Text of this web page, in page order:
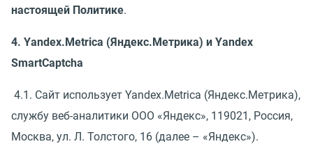
настоящей Политике.
4. Yandex.Metrica (Яндекс.Метрика) и Yandex
SmartCaptcha
4.1. Сайт использует Yandex.Metrica (Яндекс.Метрика),
службу веб-аналитики ООО «Яндекс», 119021, Россия,
Москва, ул. Л. Толстого, 16 (далее – «Яндекс»).